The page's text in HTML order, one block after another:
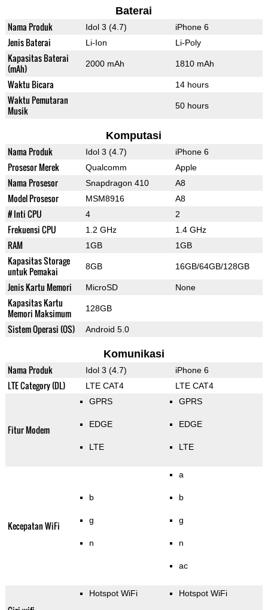
Baterai
Nama Produk Idol 3 (4.7) iPhone 6
Jenis Baterai Li-Ion Li-Poly
Kapasitas Baterai
(mAh)
2000 mAh 1810 mAh
Waktu Bicara 14 hours
Waktu Pemutaran
Musik
50 hours
Komputasi
Nama Produk Idol 3 (4.7) iPhone 6
Prosesor Merek Qualcomm Apple
Nama Prosesor Snapdragon 410 A8
Model Prosesor MSM8916 A8
# Inti CPU 4 2
Frekuensi CPU 1.2 GHz 1.4 GHz
RAM 1GB 1GB
Kapasitas Storage
untuk Pemakai
8GB 16GB/64GB/128GB
Jenis Kartu Memori MicroSD None
Kapasitas Kartu
Memori Maksimum
128GB
Sistem Operasi (OS) Android 5.0
Komunikasi
Nama Produk Idol 3 (4.7) iPhone 6
LTE Category (DL) LTE CAT4 LTE CAT4
Fitur Modem
GPRS
EDGE
LTE
GPRS
EDGE
LTE
Kecepatan WiFi
b
g
n
a
b
g
n
ac
Hotspot WiFi Hotspot WiFi